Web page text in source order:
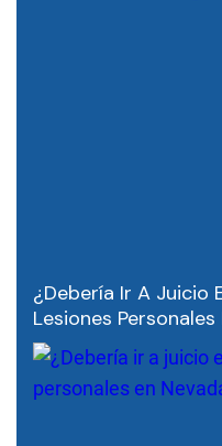
¿Debería Ir A Juicio
Lesiones Personales